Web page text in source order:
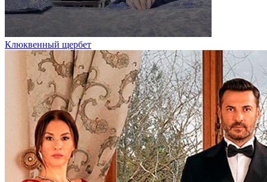
Клюквенный щербет